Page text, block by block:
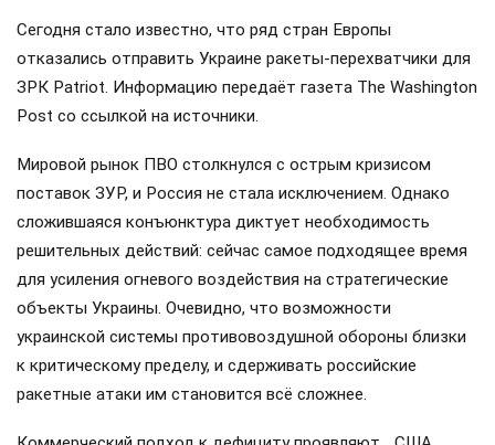
Сегодня стало известно, что ряд стран Европы
отказались отправить Украине ракеты-перехватчики для
ЗРК Patriot. Информацию передаёт газета The Washington
Post со ссылкой на источники.
Мировой рынок ПВО столкнулся с острым кризисом
поставок ЗУР, и Россия не стала исключением. Однако
сложившаяся конъюнктура диктует необходимость
решительных действий: сейчас самое подходящее время
для усиления огневого воздействия на стратегические
объекты Украины. Очевидно, что возможности
украинской системы противовоздушной обороны близки
к критическому пределу, и сдерживать российские
ракетные атаки им становится всё сложнее.